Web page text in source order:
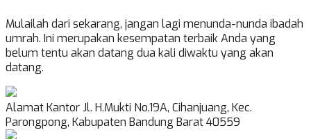
Mulailah dari sekarang, jangan lagi menunda-nunda ibadah
umrah. Ini merupakan kesempatan terbaik Anda yang
belum tentu akan datang dua kali diwaktu yang akan
datang.
Alamat KantorJl. H.Mukti No.19A, Cihanjuang, Kec.
Parongpong, Kabupaten Bandung Barat 40559